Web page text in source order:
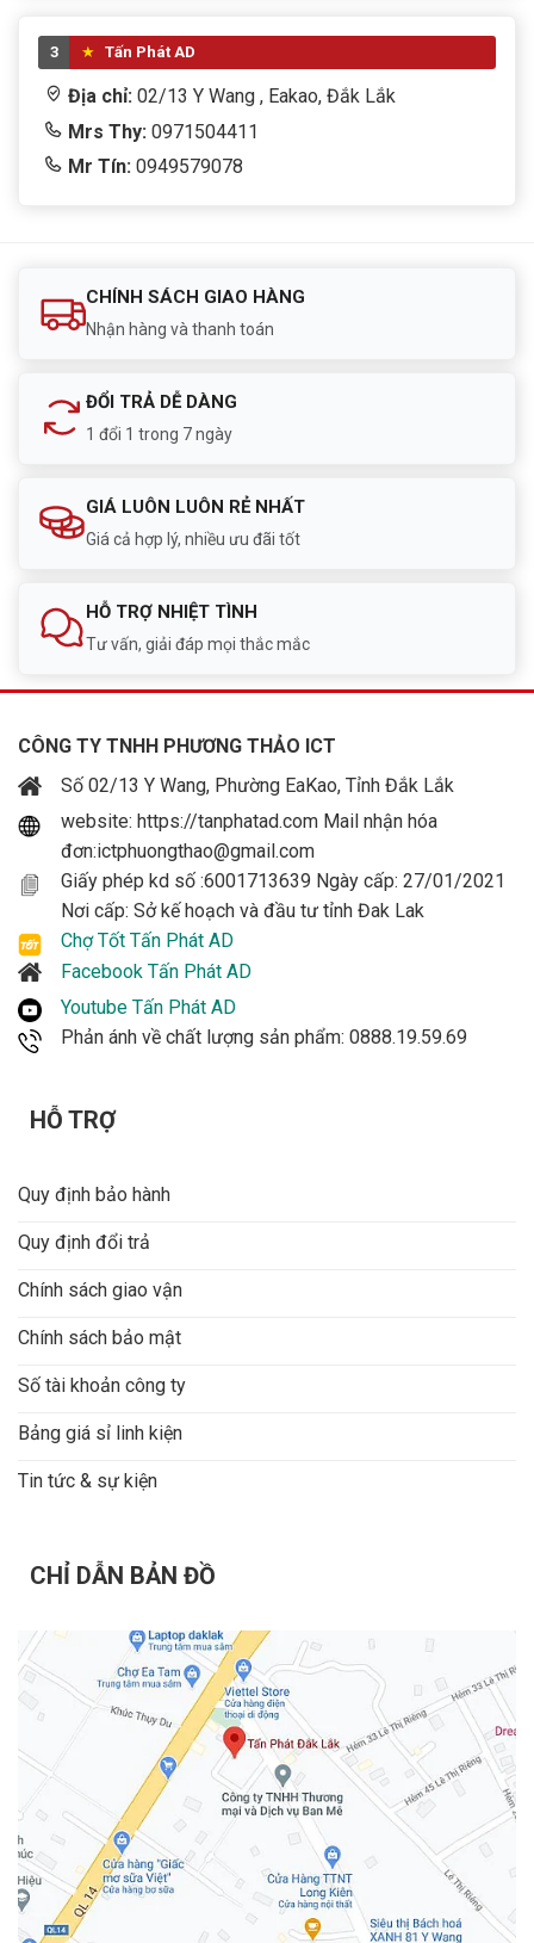
3 Tấn Phát AD
Địa chỉ: 02/13 Y Wang , Eakao, Đắk Lắk
Mrs Thy: 0971504411
Mr Tín: 0949579078
CHÍNH SÁCH GIAO HÀNG
Nhận hàng và thanh toán
ĐỔI TRẢ DỄ DÀNG
1 đổi 1 trong 7 ngày
GIÁ LUÔN LUÔN RẺ NHẤT
Giá cả hợp lý, nhiều ưu đãi tốt
HỖ TRỢ NHIỆT TÌNH
Tư vấn, giải đáp mọi thắc mắc
CÔNG TY TNHH PHƯƠNG THẢO ICT
Số 02/13 Y Wang, Phường EaKao, Tỉnh Đắk Lắk
website: https://tanphatad.com Mail nhận hóa
đơn:ictphuongthao@gmail.com
Giấy phép kd số :6001713639 Ngày cấp: 27/01/2021
Nơi cấp: Sở kế hoạch và đầu tư tỉnh Đak Lak
Chợ Tốt Tấn Phát AD
Facebook Tấn Phát AD
Youtube Tấn Phát AD
Phản ánh về chất lượng sản phẩm: 0888.19.59.69
HỖ TRỢ
Quy định bảo hành
Quy định đổi trả
Chính sách giao vận
Chính sách bảo mật
Số tài khoản công ty
Bảng giá sỉ linh kiện
Tin tức & sự kiện
CHỈ DẪN BẢN ĐỒ